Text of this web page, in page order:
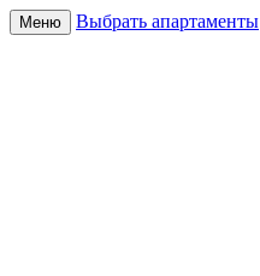
Меню Выбрать апартаменты